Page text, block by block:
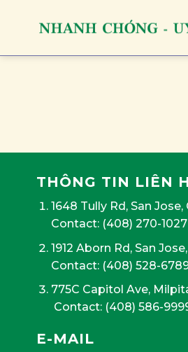
THÔNG TIN LIÊN
1648 Tully Rd, San Jose,
Contact: (408) 270-1027
1912 Aborn Rd, San Jose,
Contact: (408) 528-
775C Capitol Ave,
Contact: (408) 586-
E-MAIL